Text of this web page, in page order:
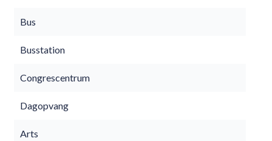
Bus
Busstation
Congrescentrum
Dagopvang
Arts